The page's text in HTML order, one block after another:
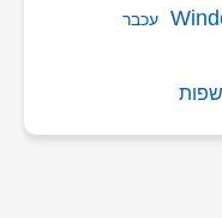
עכבר
שפות